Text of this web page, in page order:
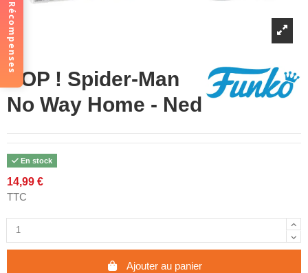
POP ! Spider-Man
No Way Home - Ned
En stock
14,99 €
TTC
Ajouter au panier
Récompenses